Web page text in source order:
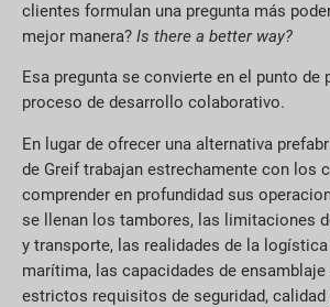
clientes formulan una pregunta más
mejor manera? Is there a better way?
Esa pregunta se convierte en el punto de
proceso de desarrollo colaborativo.
En lugar de ofrecer una alternativa
de Greif trabajan estrechamente con los
comprender en profundidad sus
se llenan los tambores, las limitaciones
y transporte, las realidades de la
marítima, las capacidades de
estrictos requisitos de seguridad, calidad